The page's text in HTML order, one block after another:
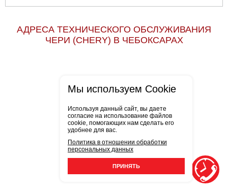
АДРЕСА ТЕХНИЧЕСКОГО ОБСЛУЖИВАНИЯ
ЧЕРИ (CHERY) В ЧЕБОКСАРАХ
Мы используем Cookie
Используя данный сайт, вы даете
согласие на использование файлов
cookie, помогающих нам сделать его
удобнее для вас.
Политика в отношении обработки
персональных данных
ПРИНЯТЬ